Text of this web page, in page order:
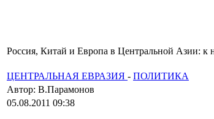
Россия, Китай и Европа в Центральной Азии: к
ЦЕНТРАЛЬНАЯ ЕВРАЗИЯ - ПОЛИТИКА
Автор: В.Парамонов
05.08.2011 09:38